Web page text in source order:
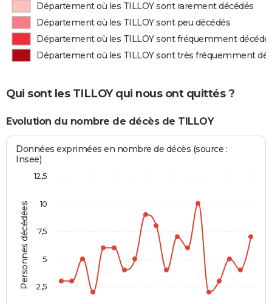
Département où les TILLOY sont rarement décédés
Département où les TILLOY sont peu décédés
Département où les TILLOY sont fréquemment
Département où les TILLOY sont très fréquemment
Qui sont les TILLOY qui nous ont quittés ?
Evolution du nombre de décès de TILLOY
Personnes décédées
Données exprimées en nombre de décès (source :
Insee)
2,5
5
7,5
10
12,5